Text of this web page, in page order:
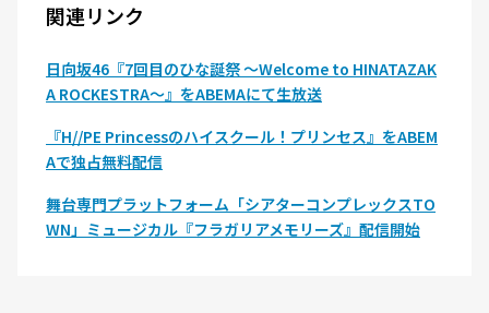
関連リンク
日向坂46『7回目のひな誕祭 〜Welcome to HINATAZAK
A ROCKESTRA〜』をABEMAにて生放送
『H//PE Princessのハイスクール！プリンセス』をABEM
Aで独占無料配信
舞台専門プラットフォーム「シアターコンプレックスTO
WN」ミュージカル『フラガリアメモリーズ』配信開始